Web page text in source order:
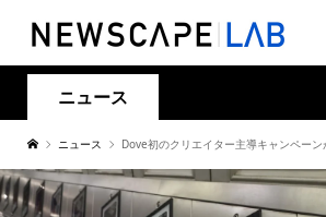
ニュース
ニュース Dove初のクリエイター主導キャンペー